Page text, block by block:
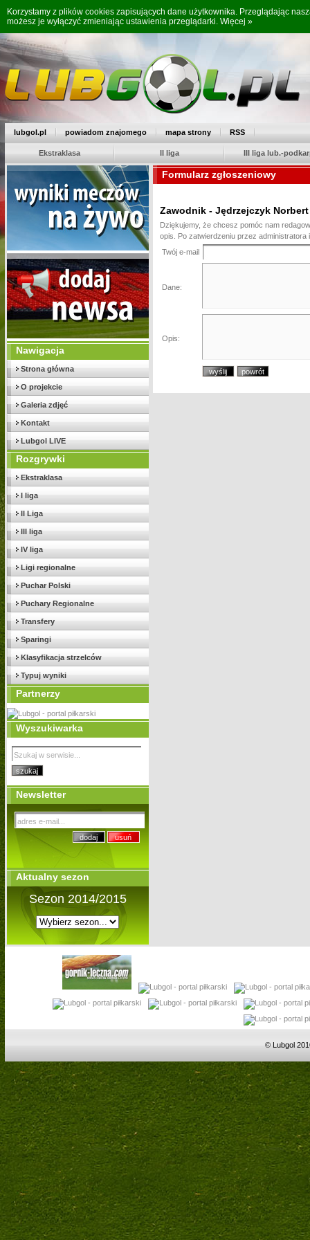
Korzystamy z plików cookies zapisujących dane użytkownika. Przeglądając
możesz je wyłączyć zmieniając ustawienia przeglądarki. Więcej »
lubgol.pl powiadom znajomego mapa strony RSS
Ekstraklasa II liga III liga lub.-
Nawigacja
Strona główna
O projekcie
Galeria zdjęć
Kontakt
Lubgol LIVE
Rozgrywki
Ekstraklasa
I liga
II Liga
III liga
IV liga
Ligi regionalne
Puchar Polski
Puchary Regionalne
Transfery
Sparingi
Klasyfikacja strzelców
Typuj wyniki
Partnerzy
Wyszukiwarka
Newsletter
Aktualny sezon
Sezon 2014/2015
Formularz zgłoszeniowy
Zawodnik - Jędrzejczyk Norbert
Dziękujemy, że chcesz pomóc nam
opis. Po zatwierdzeniu przez administratora
Twój e-mail
Dane:
Opis:
© Lubgol